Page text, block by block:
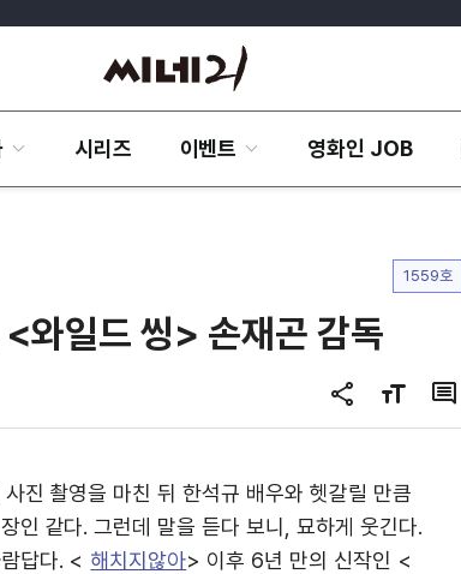
시리즈 이벤트 영화인 JOB
1559호
와일드 씽> 손재곤 감독
공
유
기
글
자
기
변
경
댓
글
진 촬영을 마친 뒤 한석규 배우와 헷갈릴 만큼
인 같다. 그런데 말을 듣다 보니, 묘하게 웃긴다.
답다. < 해치지않아> 이후 6년 만의 신작인 <